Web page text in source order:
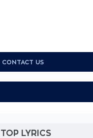
CONTACT US
TOP LYRICS